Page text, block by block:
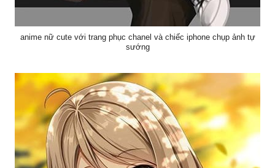
anime nữ cute với trang phục chanel và chiếc iphone chụp ảnh tự
sướng